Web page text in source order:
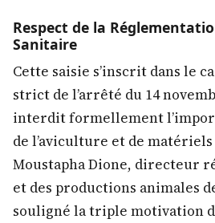
​Respect de la
Sanitaire
​Cette saisie s’inscrit dans le
strict de l’arrêté du 14
interdit formellement
de l’aviculture et de matériels
​Moustapha Dione, directeur
et des productions animales
souligné la triple motivation